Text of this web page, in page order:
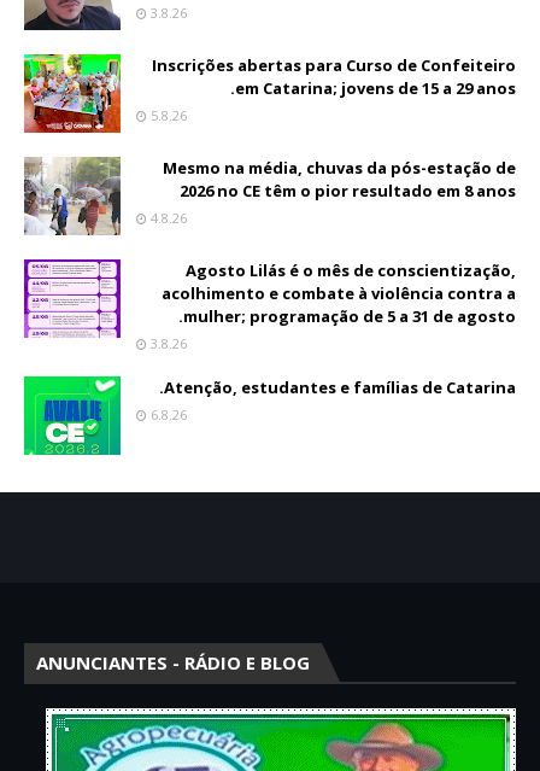
3.8.26
Inscrições abertas para Curso de Confeiteiro
em Catarina; jovens de 15 a 29 anos.
5.8.26
Mesmo na média, chuvas da pós-estação de
2026 no CE têm o pior resultado em 8 anos
4.8.26
Agosto Lilás é o mês de conscientização,
acolhimento e combate à violência contra a
mulher; programação de 5 a 31 de agosto.
3.8.26
Atenção, estudantes e famílias de Catarina.
6.8.26
ANUNCIANTES - RÁDIO E BLOG